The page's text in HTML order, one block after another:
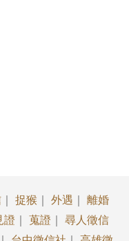
捉猴 外遇
離婚
證 蒐證
尋人徵信